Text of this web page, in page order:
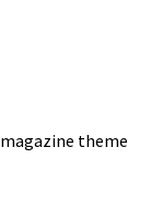
theme